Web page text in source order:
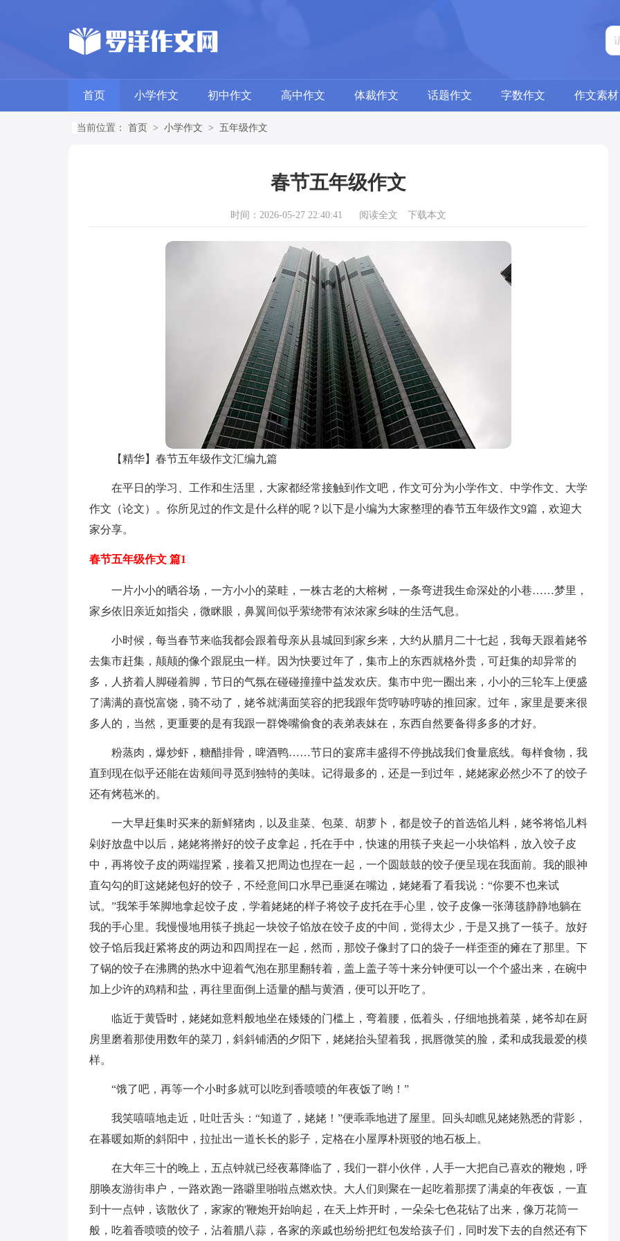
首页 小学作文 初中作文 高中作文 体裁作文 话题作文 字数作文 作文素材
当前位置： 首页 > 小学作文 > 五年级作文
春节五年级作文
时间：2026-05-27 22:40:41 阅读全文 下载本文
【精华】春节五年级作文汇编九篇
在平日的学习、工作和生活里，大家都经常接触到作文吧，作文可分为小学作文、中学作文、大学
作文（论文）。你所见过的作文是什么样的呢？以下是小编为大家整理的春节五年级作文9篇，欢迎大
家分享。
春节五年级作文 篇1
一片小小的晒谷场，一方小小的菜畦，一株古老的大榕树，一条弯进我生命深处的小巷……梦里，
家乡依旧亲近如指尖，微眯眼，鼻翼间似乎萦绕带有浓浓家乡味的生活气息。
小时候，每当春节来临我都会跟着母亲从县城回到家乡来，大约从腊月二十七起，我每天跟着姥爷
去集市赶集，颠颠的像个跟屁虫一样。因为快要过年了，集市上的东西就格外贵，可赶集的却异常的
多，人挤着人脚碰着脚，节日的气氛在碰碰撞撞中益发欢庆。集市中兜一圈出来，小小的三轮车上便盛
了满满的喜悦富饶，骑不动了，姥爷就满面笑容的把我跟年货哼哧哼哧的推回家。过年，家里是要来很
多人的，当然，更重要的是有我跟一群馋嘴偷食的表弟表妹在，东西自然要备得多多的才好。
粉蒸肉，爆炒虾，糖醋排骨，啤酒鸭……节日的宴席丰盛得不停挑战我们食量底线。每样食物，我
直到现在似乎还能在齿颊间寻觅到独特的美味。记得最多的，还是一到过年，姥姥家必然少不了的饺子
还有烤苞米的。
一大早赶集时买来的新鲜猪肉，以及韭菜、包菜、胡萝卜，都是饺子的首选馅儿料，姥爷将馅儿料
剁好放盘中以后，姥姥将擀好的饺子皮拿起，托在手中，快速的用筷子夹起一小块馅料，放入饺子皮
中，再将饺子皮的两端捏紧，接着又把周边也捏在一起，一个圆鼓鼓的饺子便呈现在我面前。我的眼神
直勾勾的盯这姥姥包好的饺子，不经意间口水早已垂涎在嘴边，姥姥看了看我说：“你要不也来试
试。”我笨手笨脚地拿起饺子皮，学着姥姥的样子将饺子皮托在手心里，饺子皮像一张薄毯静静地躺在
我的手心里。我慢慢地用筷子挑起一块饺子馅放在饺子皮的中间，觉得太少，于是又挑了一筷子。放好
饺子馅后我赶紧将皮的两边和四周捏在一起，然而，那饺子像封了口的袋子一样歪歪的瘫在了那里。下
了锅的饺子在沸腾的热水中迎着气泡在那里翻转着，盖上盖子等十来分钟便可以一个个盛出来，在碗中
加上少许的鸡精和盐，再往里面倒上适量的醋与黄酒，便可以开吃了。
临近于黄昏时，姥姥如意料般地坐在矮矮的门槛上，弯着腰，低着头，仔细地挑着菜，姥爷却在厨
房里磨着那使用数年的菜刀，斜斜铺洒的夕阳下，姥姥抬头望着我，抿唇微笑的脸，柔和成我最爱的模
样。
“饿了吧，再等一个小时多就可以吃到香喷喷的年夜饭了哟！”
我笑嘻嘻地走近，吐吐舌头：“知道了，姥姥！”便乖乖地进了屋里。回头却瞧见姥姥熟悉的背影，
在暮暖如斯的斜阳中，拉扯出一道长长的影子，定格在小屋厚朴斑驳的地石板上。
在大年三十的晚上，五点钟就已经夜幕降临了，我们一群小伙伴，人手一大把自己喜欢的鞭炮，呼
朋唤友游街串户，一路欢跑一路噼里啪啦点燃欢快。大人们则聚在一起吃着那摆了满桌的年夜饭，一直
到十一点钟，该散伙了，家家的'鞭炮开始响起，在天上炸开时，一朵朵七色花钻了出来，像万花筒一
般，吃着香喷喷的饺子，沾着腊八蒜，各家的亲戚也纷纷把红包发给孩子们，同时发下去的自然还有下